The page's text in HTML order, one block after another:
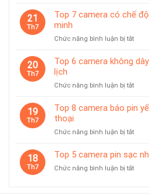
giám
thời
Được
Đà
Chọn
Hiệu
21
Th7
Top 7 camera có chế
minh
Chức năng bình luận bị tắtở
chế
tiết
20
Th7
Top 6 camera không
lịch
Chức năng bình luận bị tắtở
6
dây
dùng
19
Th7
Top 8 camera báo pin
thoại
Chức năng bình luận bị tắtở
8
báo
18
Th7
Top 5 camera pin sạc
Chức năng bình luận bị tắtở